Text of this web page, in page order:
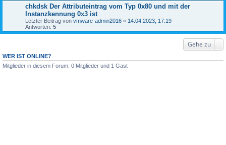
chkdsk Der Attributeintrag vom Typ 0x80 und mit der
Instanzkennung 0x3 ist
Letzter Beitrag von vmware-admin2016 « 14.04.2023, 17:19
Antworten: 5
Gehe zu
WER IST ONLINE?
Mitglieder in diesem Forum: 0 Mitglieder und 1 Gast